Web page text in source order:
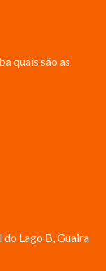
quais são as
do Lago B, Guaira